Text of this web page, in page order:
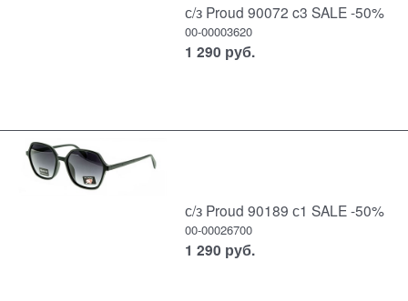
с/з Proud 90072 c3 SALE -50%
00-00003620
1 290 руб.
с/з Proud 90189 с1 SALE -50%
00-00026700
1 290 руб.